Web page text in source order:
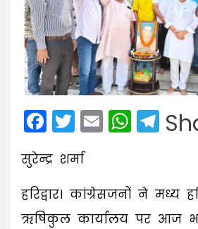
Facebook
Twitter
Email
सुरेन्द्र शर्मा
हरिद्वार। कांग्रेसजनों ने मध्य
ऋषिकुल कार्यालय पर आज